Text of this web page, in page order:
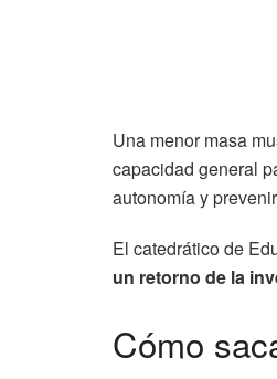
Una menor masa
capacidad general
autonomía y
El catedrático de
un retorno de la
Cómo